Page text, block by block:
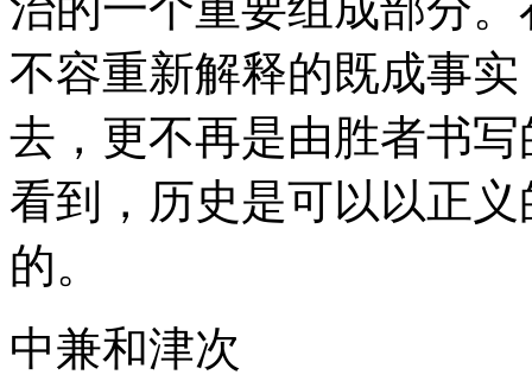
不容重新解释的既成事
去，更不再是由胜者书
看到，历史是可以以正
的。
中兼和津次